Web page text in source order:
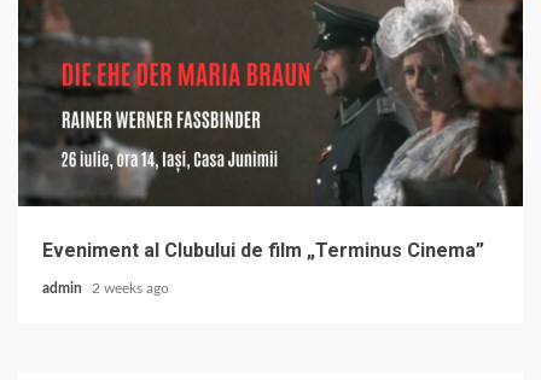
Eveniment al Clubului de film „Terminus Cinema”
admin 2 weeks ago